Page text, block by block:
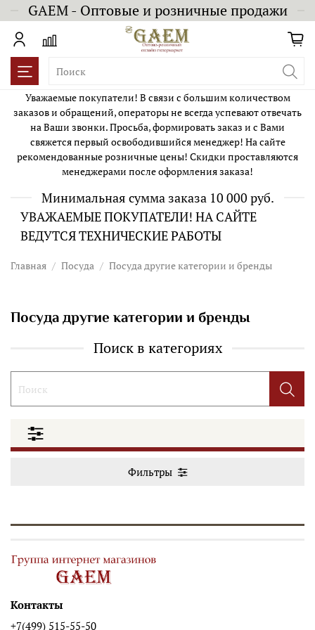
GAEM - Оптовые и розничные продажи
Уважаемые покупатели! В связи с большим количеством
заказов и обращений, операторы не всегда успевают отвечать
на Ваши звонки. Просьба, формировать заказ и с Вами
свяжется первый освободившийся менеджер! На сайте
рекомендованные розничные цены! Скидки проставляются
менеджерами после оформления заказа!
Минимальная сумма заказа 10 000 руб.
УВАЖАЕМЫЕ ПОКУПАТЕЛИ! НА САЙТЕ
ВЕДУТСЯ ТЕХНИЧЕСКИЕ РАБОТЫ
Главная Посуда Посуда другие категории и бренды
Посуда другие категории и бренды
Поиск в категориях
Фильтры
Контакты
+7(499) 515-55-50